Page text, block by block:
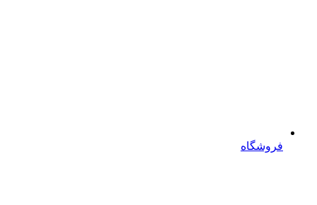
فروشگاه